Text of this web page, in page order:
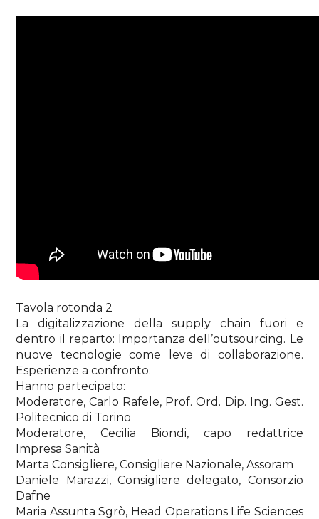
Tavola rotonda 2
La digitalizzazione della supply chain fuori e
dentro il reparto: Importanza dell’outsourcing. Le
nuove tecnologie come leve di collaborazione.
Esperienze a confronto.
Hanno partecipato:
Moderatore, Carlo Rafele, Prof. Ord. Dip. Ing. Gest.
Politecnico di Torino
Moderatore, Cecilia Biondi, capo redattrice
Impresa Sanità
Marta Consigliere, Consigliere Nazionale, Assoram
Daniele Marazzi, Consigliere delegato, Consorzio
Dafne
Maria Assunta Sgrò, Head Operations Life Sciences